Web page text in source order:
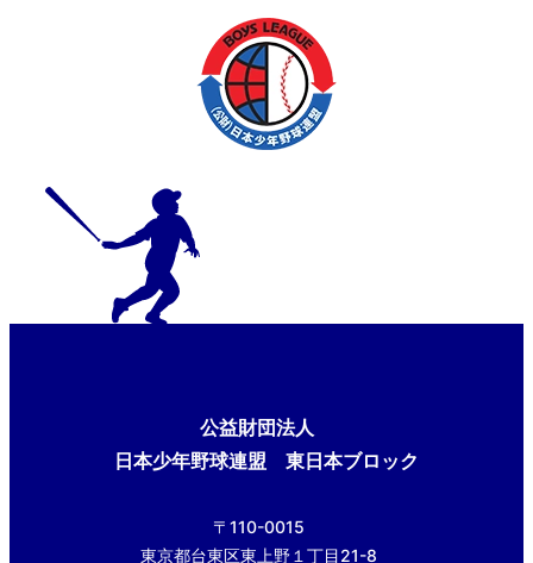
公益財団法人
日本少年野球連盟 東日本ブロック
〒110-0015
東京都台東区東上野１丁目21-8